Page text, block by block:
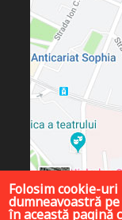
Folosim cookie-
dumneavoastră
în această pagină